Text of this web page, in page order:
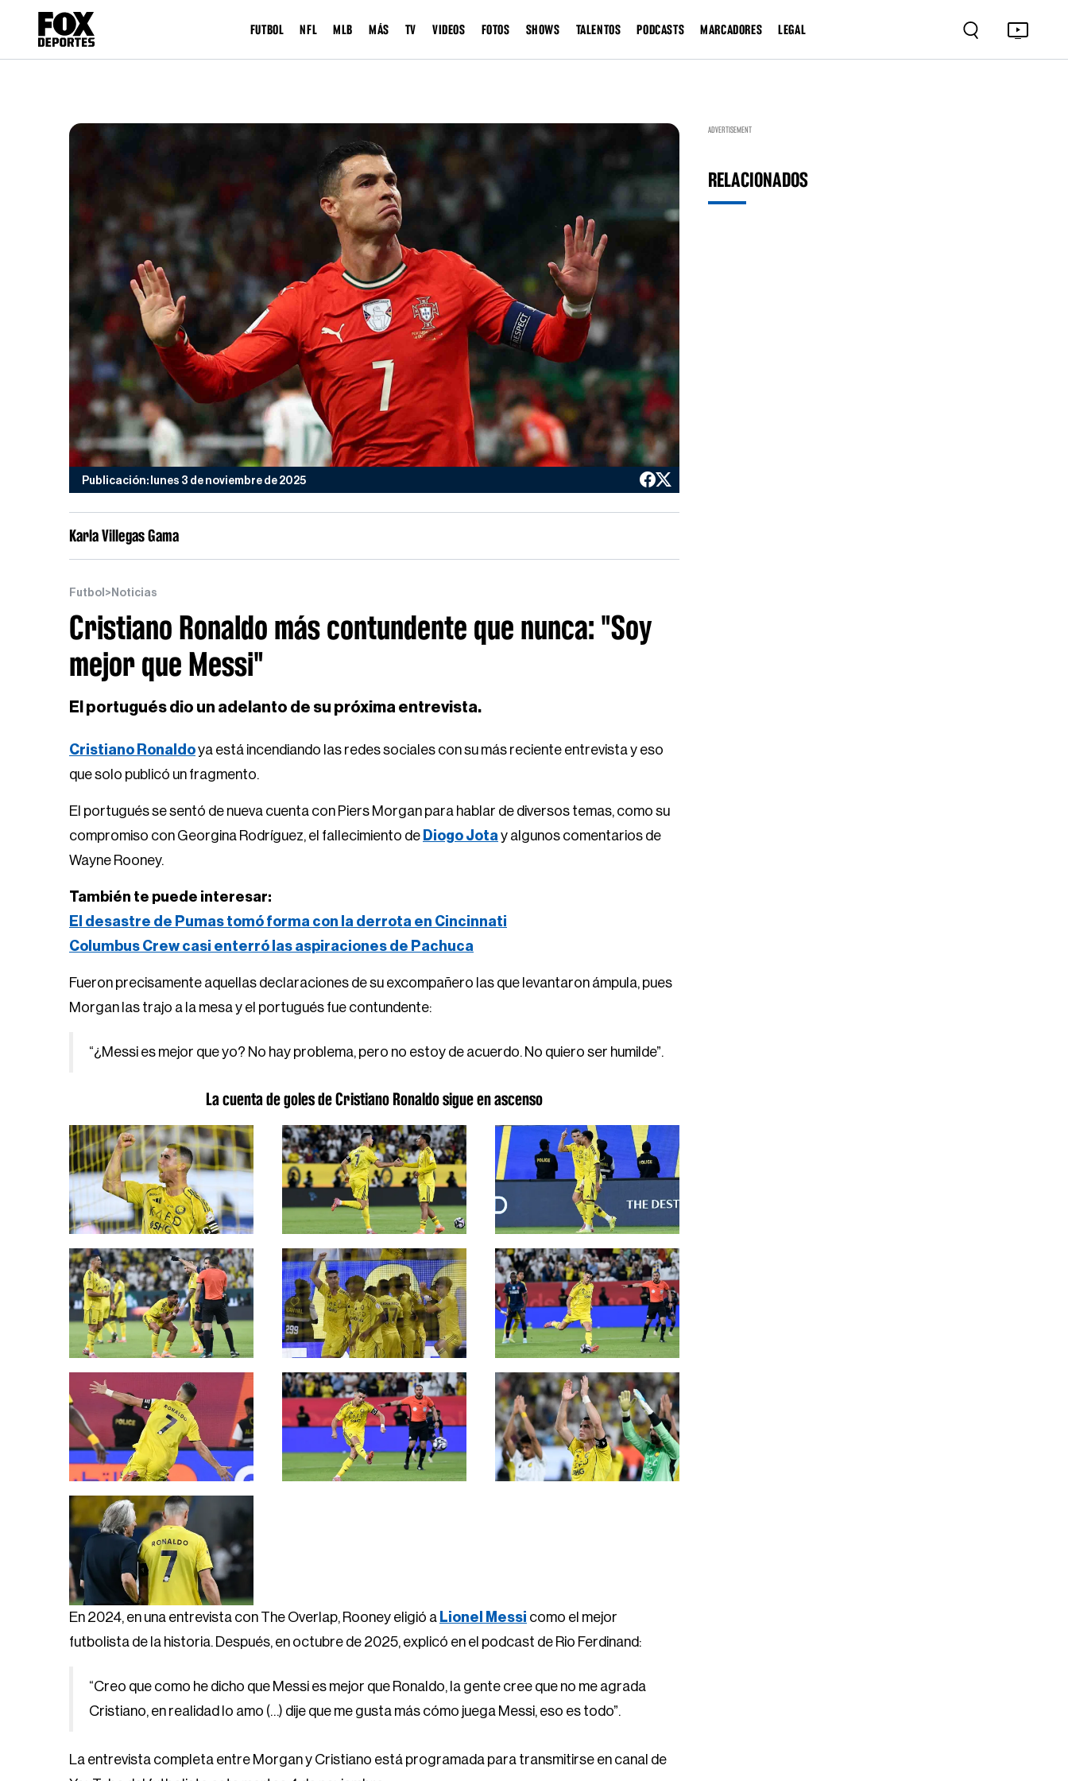
FUTBOL NFL MLB MÁS TV VIDEOS FOTOS SHOWS TALENTOS PODCASTS MARCADORES LEGAL
Publicación: lunes 3 de noviembre de 2025
Karla Villegas Gama
Futbol > Noticias
Cristiano Ronaldo más contundente que nunca: "Soy
mejor que Messi"
El portugués dio un adelanto de su próxima entrevista.
Cristiano Ronaldoya está incendiando las redes sociales con su más reciente entrevista y eso
que solo publicó un fragmento.
El portugués se sentó de nueva cuenta con Piers Morgan para hablar de diversos temas, como su
compromiso con Georgina Rodríguez, el fallecimiento de Diogo Jota y algunos comentarios de
Wayne Rooney.
También te puede interesar:
El desastre de Pumas tomó forma con la derrota en Cincinnati
Columbus Crew casi enterró las aspiraciones de Pachuca
Fueron precisamente aquellas declaraciones de su excompañero las que levantaron ámpula, pues
Morgan las trajo a la mesa y el portugués fue contundente:
“¿Messi es mejor que yo? No hay problema, pero no estoy de acuerdo. No quiero ser humilde”.
La cuenta de goles de Cristiano Ronaldo sigue en ascenso
En 2024, en una entrevista con The Overlap, Rooney eligió a Lionel Messi como el mejor
futbolista de la historia. Después, en octubre de 2025, explicó en el podcast de Rio Ferdinand:
“Creo que como he dicho que Messi es mejor que Ronaldo, la gente cree que no me agrada
Cristiano, en realidad lo amo (…) dije que me gusta más cómo juega Messi, eso es todo”.
La entrevista completa entre Morgan y Cristiano está programada para transmitirse en canal de
ADVERTISEMENT
RELACIONADOS